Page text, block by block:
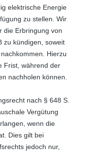
elektrische Energie
zu stellen. Wir
die Erbringung von
zu kündigen, soweit
Hierzu
Frist, während der
nachholen können.
nach § 648 S.
Vergütung
wenn die
Dies gilt bei
jedoch nur,